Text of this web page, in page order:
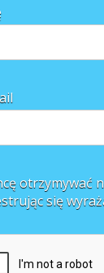
otrzymywać
się